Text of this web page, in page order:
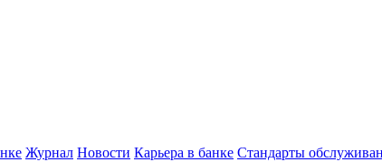
Журнал Новости Карьера в банке Стандарты